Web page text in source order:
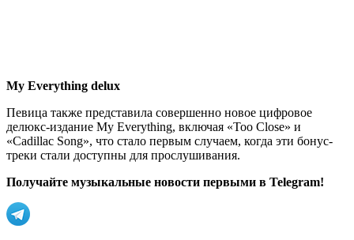
My Everything delux
Певица также представила совершенно новое цифровое
делюкс-издание My Everything, включая «Too Close» и
«Cadillac Song», что стало первым случаем, когда эти бонус-
треки стали доступны для прослушивания.
Получайте музыкальные новости первыми в Telegram!